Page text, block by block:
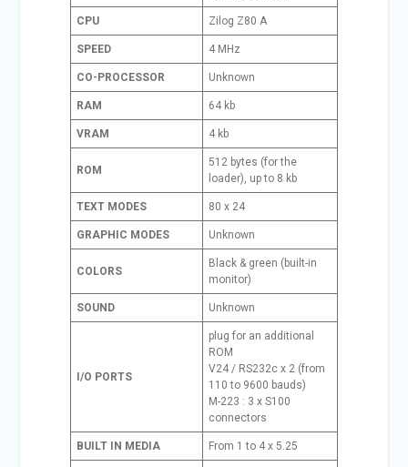
CPU Zilog Z80 A
SPEED 4 MHz
CO-PROCESSOR Unknown
RAM 64 kb
VRAM 4 kb
ROM
512 bytes (for the
loader), up to 8 kb
TEXT MODES 80 x 24
GRAPHIC MODES Unknown
COLORS
Black & green (built-in
monitor)
SOUND Unknown
I/O PORTS
plug for an additional
ROM
V24 / RS232c x 2 (from
110 to 9600 bauds)
M-223 : 3 x S100
connectors
BUILT IN MEDIA From 1 to 4 x 5.25